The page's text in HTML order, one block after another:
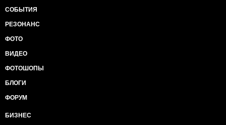
СОБЫТИЯ
РЕЗОНАНС
ФОТО
ВИДЕО
ФОТОШОПЫ
БЛОГИ
ФОРУМ
БИЗНЕС